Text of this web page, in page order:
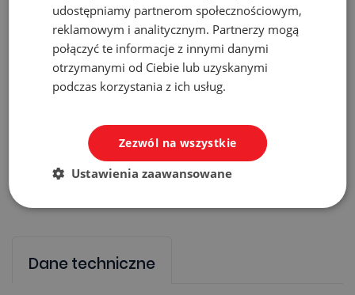
pokazuje dodatkowe informacje
i wskazówki podczas pomiaru masy. Wagi PX posiadają
także listwę usuwającą
Dane techniczne
udostępniamy partnerom społecznościowym,
reklamowym i analitycznym. Partnerzy mogą
połączyć te informacje z innymi danymi
otrzymanymi od Ciebie lub uzyskanymi
podczas korzystania z ich usług.
Zezwól na wszystkie
Ustawienia zaawansowane